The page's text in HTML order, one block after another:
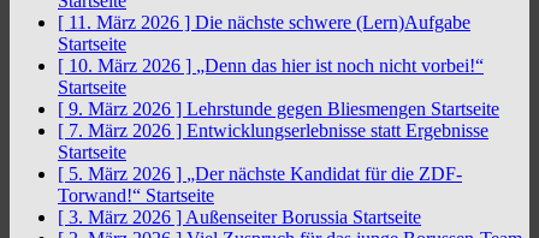
[ 11. März 2026 ] Die nächste schwere (Lern)Aufgabe
Startseite
[ 10. März 2026 ] „Denn das hier ist noch nicht vorbei!“
Startseite
[ 9. März 2026 ] Lehrstunde gegen Bliesmengen Startseite
[ 7. März 2026 ] Entwicklungserlebnisse statt Ergebnisse
Startseite
[ 5. März 2026 ] „Der nächste Kandidat für die ZDF-
Torwand!“ Startseite
[ 3. März 2026 ] Außenseiter Borussia Startseite